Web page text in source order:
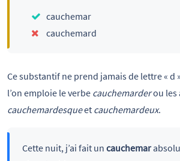
cauchemar
cauchemard
Ce substantif ne prend jamais de lettre « d
l’on emploie le verbe cauchemarderou les
cauchemardesqueet cauchemardeux.
Cette nuit, j’ai fait un cauchemar